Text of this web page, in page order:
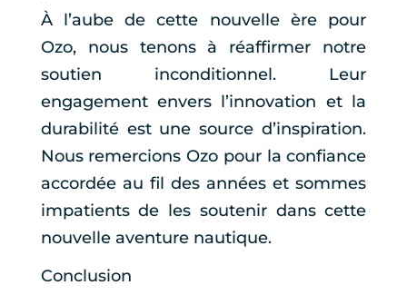
À l’aube de cette nouvelle ère pour
Ozo, nous tenons à réaffirmer notre
soutien inconditionnel. Leur
engagement envers l’innovation et la
durabilité est une source d’inspiration.
Nous remercions Ozo pour la confiance
accordée au fil des années et sommes
impatients de les soutenir dans cette
nouvelle aventure nautique.
Conclusion